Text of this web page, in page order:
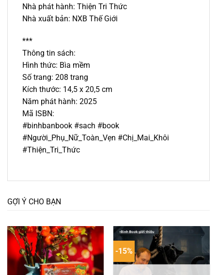
Nhà phát hành: Thiện Tri Thức
Nhà xuất bản: NXB Thế Giới
***
Thông tin sách:
Hình thức: Bìa mềm
Số trang: 208 trang
Kích thước: 14,5 x 20,5 cm
Năm phát hành: 2025
Mã ISBN:
#binhbanbook #sach #book
#Người_Phụ_Nữ_Toàn_Vẹn #Chị_Mai_Khôi
#Thiện_Tri_Thức
GỢI Ý CHO BẠN
-15%